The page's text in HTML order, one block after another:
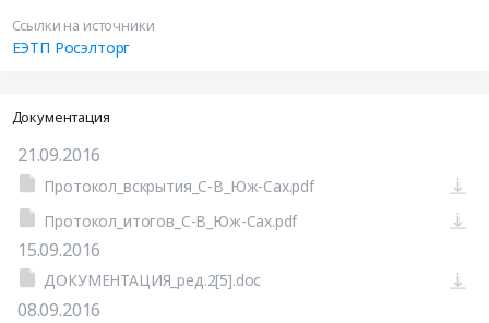
Ссылки на источники
ЕЭТП Росэлторг
Документация
21.09.2016
Протокол_вскрытия_С-В_Юж-Сах.pdf
Протокол_итогов_С-В_Юж-Сах.pdf
15.09.2016
ДОКУМЕНТАЦИЯ_ред.2[5].doc
08.09.2016